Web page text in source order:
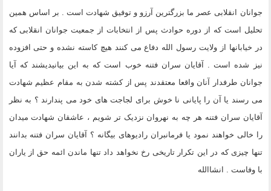
جوانان انقلابی عصر ما بزرگترین آرزو و توفیق شهادت است . بر اساس همین
تحلیل است که از دوره حوادث پس از انتخابات از جمعیت جوانان انقلابی که
در خیابانها از ولایت رسول الله دفاع می کنند هیچ کاسته نشده و حتی افزوده
نیز شده است . آقایان سران فتنه خوب است که به این بیانیدیشند که آیا
جوانان طرفدار آنان واقعا معتقدند پس از کشته شدن به مقام عظیم شهادت
می رسند یا آن را پایانی نا خوش برای لجاجت های خود می پندارند ؟ به نظر
آقایان سران فتنه هر چه به نهروان نزدیک تر شویم ، عاشقان شهادت میدان
را خالی خواهند نمود یا فرمانبران رادیوهای بیگانه ؟ آقایان سران فتنه بدانند
تنها چیزی که در این تکرار تاریخی رخ نخواهد داد تنها ماندن ائمه حق از یاران
با وفاست . انشاالله